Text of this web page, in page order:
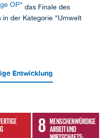
OP" das Finale des
in der Kategorie "Umwelt
Entwicklung